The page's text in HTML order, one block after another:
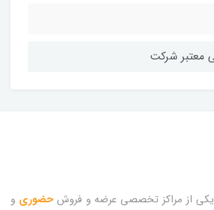
یکی از مراکز تخصصی عرضه و فروشحضوری و